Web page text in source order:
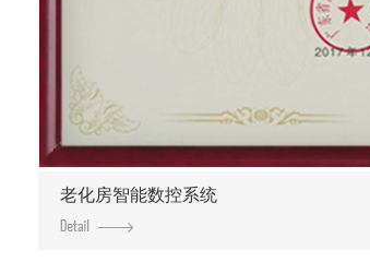
老化房智能数控系统